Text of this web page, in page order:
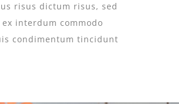
risus dictum risus, sed
interdum commodo
condimentum tincidunt